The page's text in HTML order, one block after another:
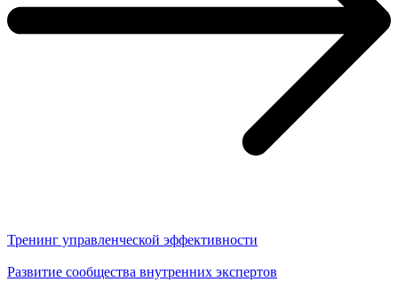
Тренинг управленческой эффективности
Развитие сообщества внутренних экспертов